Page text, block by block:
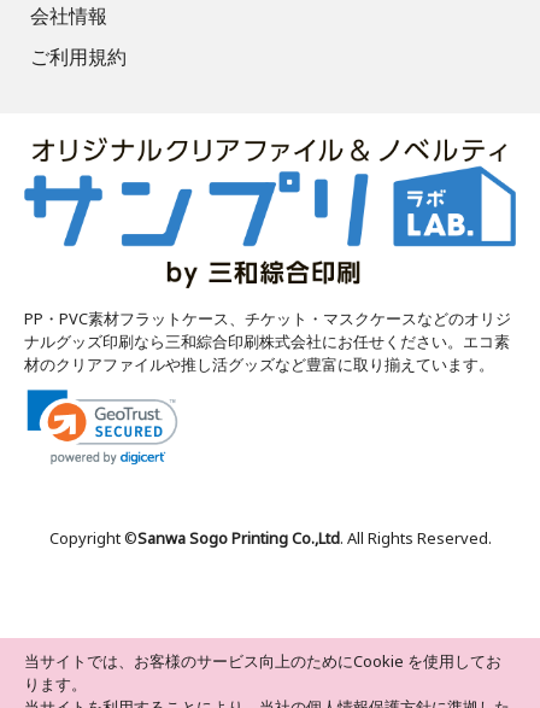
会社情報
ご利用規約
PP・PVC素材フラットケース、チケット・マスクケースなどのオリジ
ナルグッズ印刷なら三和綜合印刷株式会社にお任せください。エコ素
材のクリアファイルや推し活グッズなど豊富に取り揃えています。
当サイトでは、お客様のサービス向上のためにCookie を使用してお
ります。
Copyright ©Sanwa Sogo Printing Co.,Ltd. All Rights Reserved.